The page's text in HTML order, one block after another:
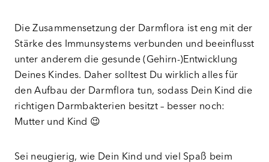
Die Zusammensetzung der Darmflora ist eng mit der
Stärke des Immunsystems verbunden und beeinflusst
unter anderem die gesunde (Gehirn-)Entwicklung
Deines Kindes. Daher solltest Du wirklich alles für
den Aufbau der Darmflora tun, sodass Dein Kind die
richtigen Darmbakterien besitzt – besser noch:
Mutter und Kind 😉
Sei neugierig, wie Dein Kind und viel Spaß beim